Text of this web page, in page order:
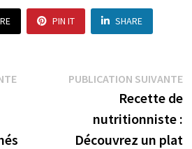
PIN IT SHARE
PublicationPUBLICATION SUIVANTE
Recette de
nutritionniste :
Découvrez un plat